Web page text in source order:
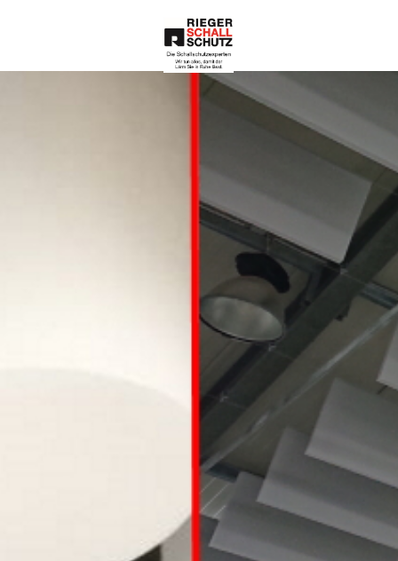
Die Schallschutze
xperten
Wir tun alles, damit der Lärm Sie in
Sie Ruhe l